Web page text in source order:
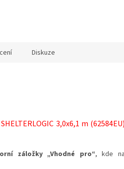
Diskuze
3,0x6,1 m
záložky „Vhodné pro“, kde